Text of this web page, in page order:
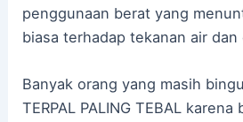
penggunaan berat yang
biasa terhadap tekanan air
Banyak orang yang masih
TERPAL PALING TEBAL